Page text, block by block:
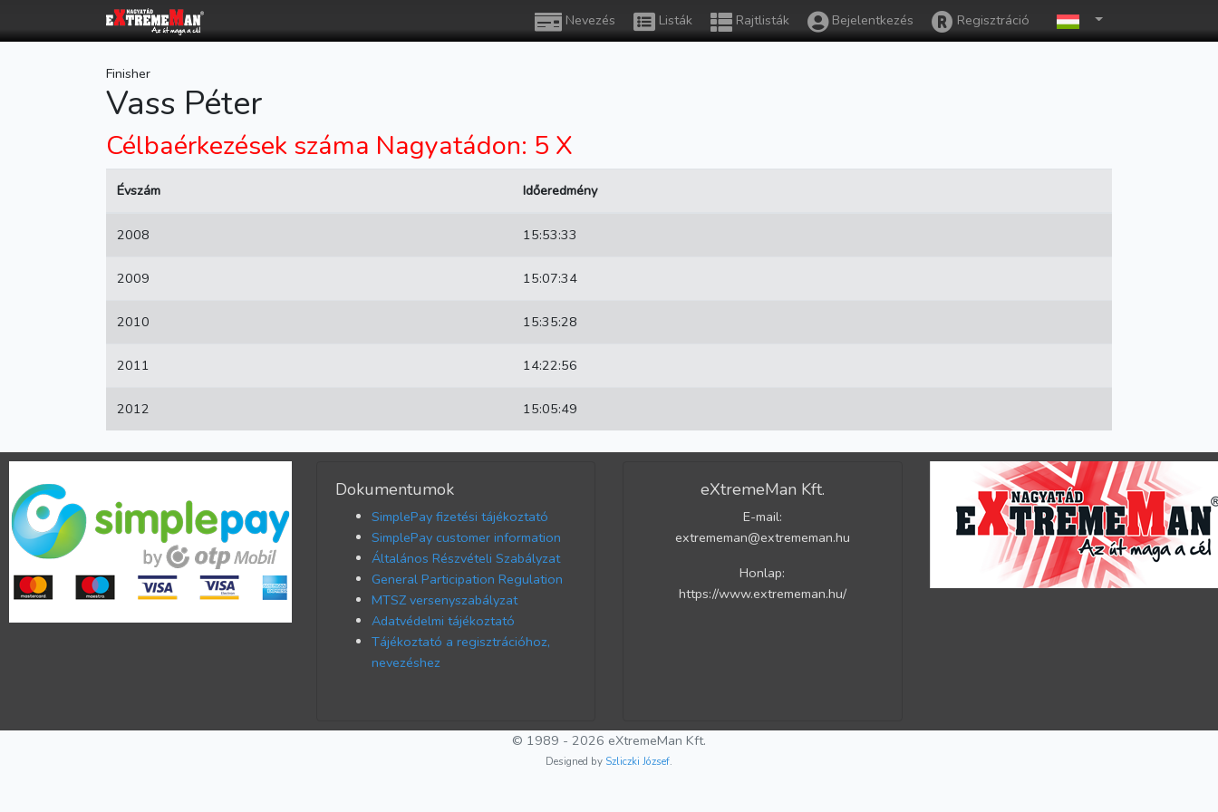
Nevezés Listák Rajtlisták Bejelentkezés Regisztráció
Finisher
Vass Péter
Célbaérkezések száma Nagyatádon: 5 X
Évszám Időeredmény
2008 15:53:33
2009 15:07:34
2010 15:35:28
2011 14:22:56
2012 15:05:49
Dokumentumok
SimplePay fizetési tájékoztató
SimplePay customer information
Általános Részvételi Szabályzat
General Participation Regulation
MTSZ versenyszabályzat
Adatvédelmi tájékoztató
Tájékoztató a regisztrációhoz,
nevezéshez
eXtremeMan Kft.
E-mail:
extrememan@extrememan.hu
Honlap:
https://www.extrememan.hu/
© 1989 - 2026 eXtremeMan Kft.
Designed by Szliczki József.